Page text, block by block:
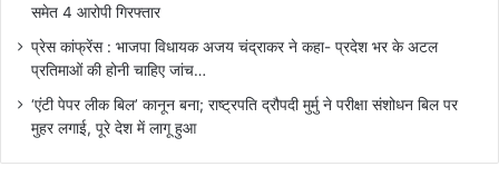
समेत 4 आरोपी गिरफ्तार
प्रेस कांफ्रेंस : भाजपा विधायक अजय चंद्राकर ने कहा- प्रदेश भर के अटल
प्रतिमाओं की होनी चाहिए जांच…
‘एंटी पेपर लीक बिल’ कानून बना; राष्ट्रपति द्रौपदी मुर्मु ने परीक्षा संशोधन बिल पर
मुहर लगाई, पूरे देश में लागू हुआ